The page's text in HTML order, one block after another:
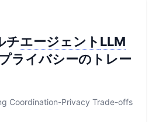
チエージェント LLM
ライバシーのトレー
Coordination-Privacy Trade-offs